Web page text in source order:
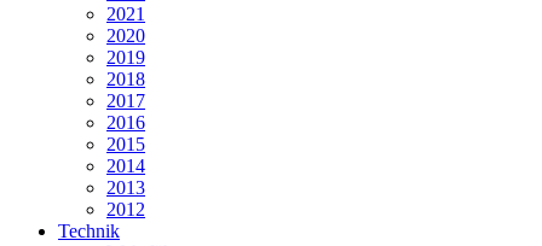
2021
2020
2019
2018
2017
2016
2015
2014
2013
2012
Technik